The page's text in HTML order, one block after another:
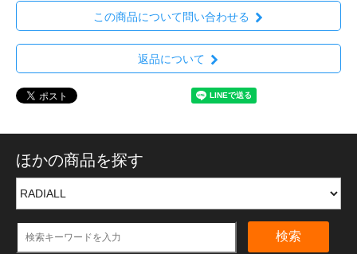
この商品について問い合わせる
返品について
ほかの商品を探す
検索